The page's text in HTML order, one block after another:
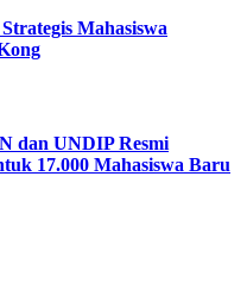
Mahasiswa
dan UNDIP Resmi
17.000 Mahasiswa Baru